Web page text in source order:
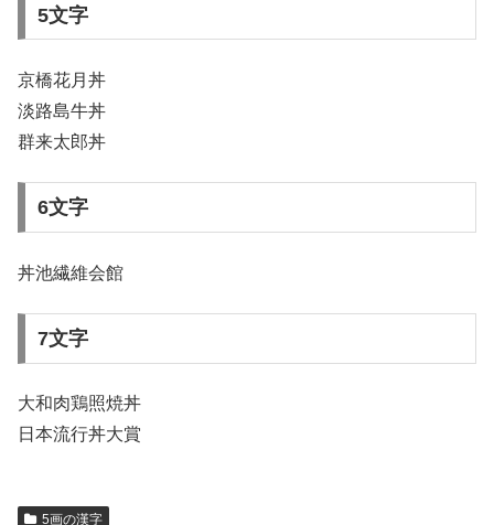
5文字
京橋花月丼
淡路島牛丼
群来太郎丼
6文字
丼池繊維会館
7文字
大和肉鶏照焼丼
日本流行丼大賞
5画の漢字